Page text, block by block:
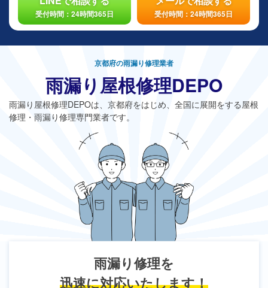
受付時間：24時間365日 受付時間：24時間365日
京都府の雨漏り修理業者
雨漏り屋根修理DEPO
雨漏り屋根修理DEPOは、京都府をはじめ、全国に展開をする屋根
修理・雨漏り修理専門業者です。
雨漏り修理を
迅速に対応いたします！